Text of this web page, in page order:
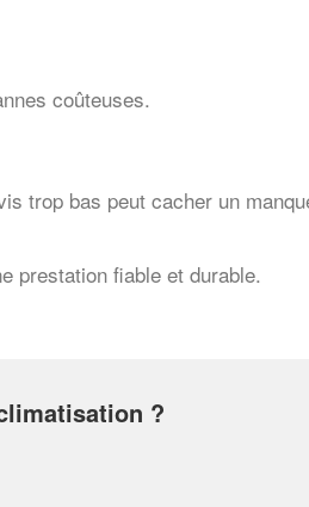
coûteuses.
trop bas peut cacher un
prestation fiable et durable.
?